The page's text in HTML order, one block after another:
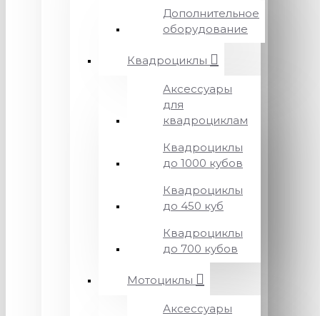
Дополнительное
оборудование
Квадроциклы
Аксессуары
для
квадроциклам
Квадроциклы
до 1000 кубов
Квадроциклы
до 450 куб
Квадроциклы
до 700 кубов
Мотоциклы
Аксессуары